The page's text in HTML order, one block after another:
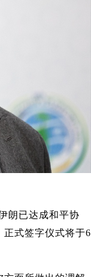
朗已达成和平协
式签字仪式将于6